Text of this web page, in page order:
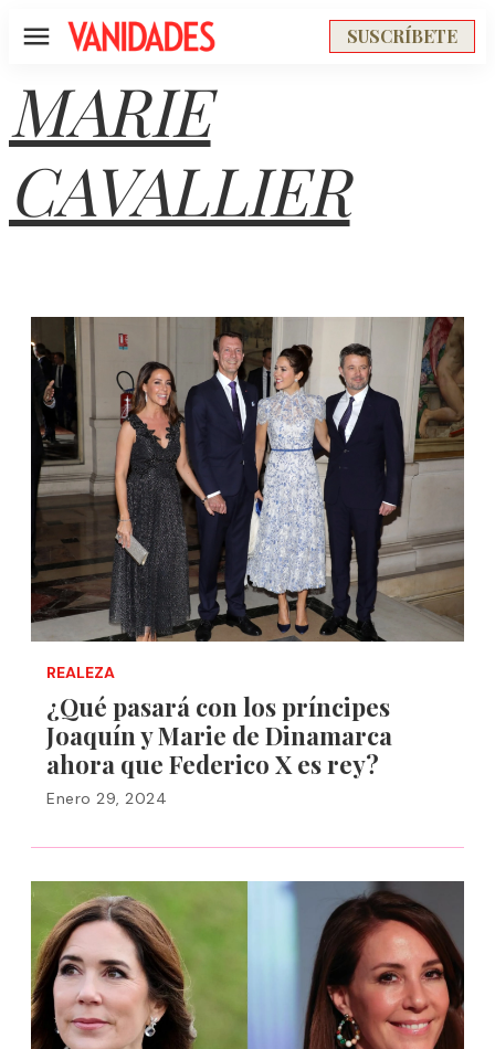
Menú SUSCRÍBETE
MARIE
CAVALLIER
REALEZA
¿Qué pasará con los príncipes
Joaquín y Marie de Dinamarca
ahora que Federico X es rey?
Enero 29, 2024